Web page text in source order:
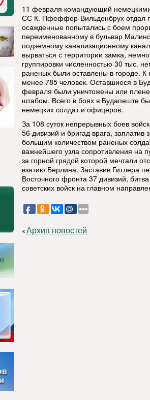
11 февраля командующий
СС К. Пфеффер-Вильденбрух отдал
осажденные попытались с боем
переименованному в бульвар
подземному канализационному
вырваться с территории замка,
группировки численностью 30 тыс.
раненых были оставлены в городе.
менее 785 человек. Оставшиеся в
февраля были уничтожены или
штабом. Всего в боях в Будапеште
немецких солдат и офицеров.
За 108 суток непрерывных боев
56 дивизий и бригад врага,
большим количеством раненых
важнейшего узла сопротивления на
за горной грядой которой мечтали
взятию Берлина. Заставив Гитлера
Восточного фронта 37 дивизий,
советских войск на главном
«Архив новостей